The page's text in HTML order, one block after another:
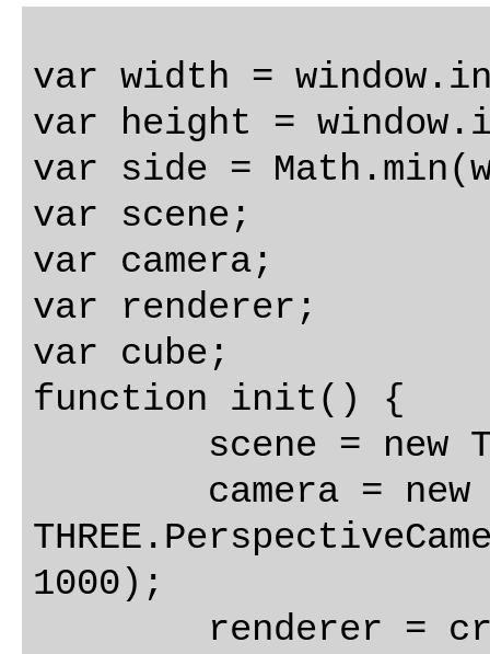
var width =
var height =
var side =
var scene;
var camera;
var renderer;
var cube;
function init() {
1000);